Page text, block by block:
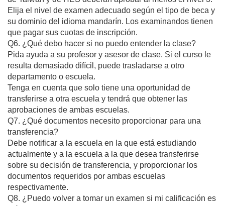
Elija el nivel de examen adecuado según el tipo de beca y
su dominio del idioma mandarín. Los examinandos tienen
que pagar sus cuotas de inscripción.
Q6. ¿Qué debo hacer si no puedo entender la clase?
Pida ayuda a su profesor y asesor de clase. Si el curso le
resulta demasiado difícil, puede trasladarse a otro
departamento o escuela.
Tenga en cuenta que solo tiene una oportunidad de
transferirse a otra escuela y tendrá que obtener las
aprobaciones de ambas escuelas.
Q7. ¿Qué documentos necesito proporcionar para una
transferencia?
Debe notificar a la escuela en la que está estudiando
actualmente y a la escuela a la que desea transferirse
sobre su decisión de transferencia, y proporcionar los
documentos requeridos por ambas escuelas
respectivamente.
Q8. ¿Puedo volver a tomar un examen si mi calificación es